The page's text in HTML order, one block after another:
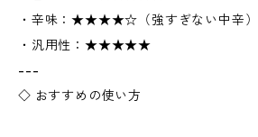
・辛味：★★★★☆（強すぎない中辛）
・汎用性：★★★★★
---
◇ おすすめの使い方